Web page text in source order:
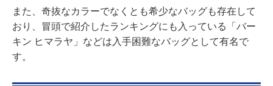
また、奇抜なカラーでなくとも希少なバッグも存在して
おり、冒頭で紹介したランキングにも入っている「バー
キン ヒマラヤ」などは入手困難なバッグとして有名で
す。